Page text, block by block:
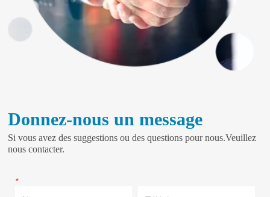
Donnez-nous un message
Si vous avez des suggestions ou des questions pour nous.Veuillez
nous contacter.
*Nom